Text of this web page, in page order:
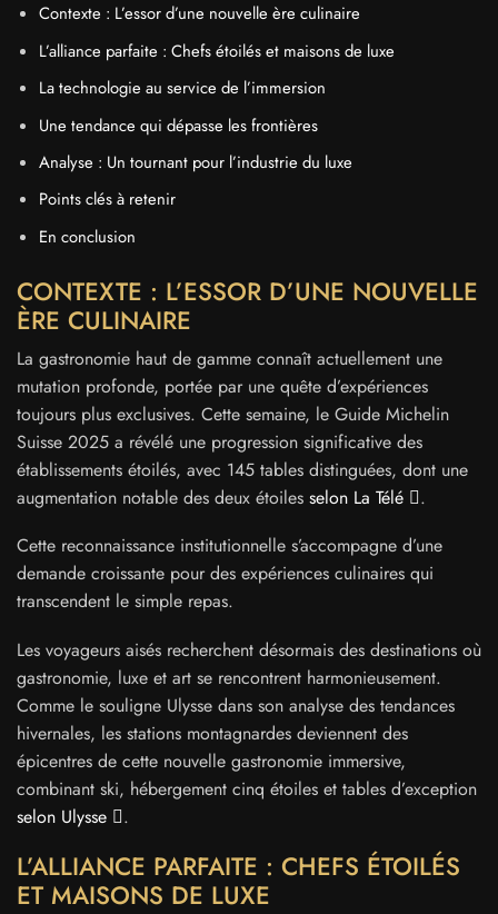
Contexte : L’essor d’une nouvelle ère culinaire
L’alliance parfaite : Chefs étoilés et maisons de luxe
La technologie au service de l’immersion
Une tendance qui dépasse les frontières
Analyse : Un tournant pour l’industrie du luxe
Points clés à retenir
En conclusion
CONTEXTE : L’ESSOR D’UNE NOUVELLE
ÈRE CULINAIRE
La gastronomie haut de gamme connaît actuellement une
mutation profonde, portée par une quête d’expériences
toujours plus exclusives. Cette semaine, le Guide Michelin
Suisse 2025 a révélé une progression significative des
établissements étoilés, avec 145 tables distinguées, dont une
augmentation notable des deux étoiles selon La Télé
.
Cette reconnaissance institutionnelle s’accompagne d’une
demande croissante pour des expériences culinaires qui
transcendent le simple repas.
Les voyageurs aisés recherchent désormais des destinations où
gastronomie, luxe et art se rencontrent harmonieusement.
Comme le souligne Ulysse dans son analyse des tendances
hivernales, les stations montagnardes deviennent des
épicentres de cette nouvelle gastronomie immersive,
combinant ski, hébergement cinq étoiles et tables d’exception
selon Ulysse
.
L’ALLIANCE PARFAITE : CHEFS ÉTOILÉS
ET MAISONS DE LUXE